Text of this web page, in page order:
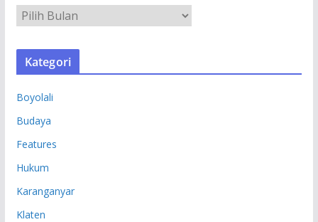
R
S
Kategori
Boyolali
Budaya
Features
Hukum
Karanganyar
Klaten